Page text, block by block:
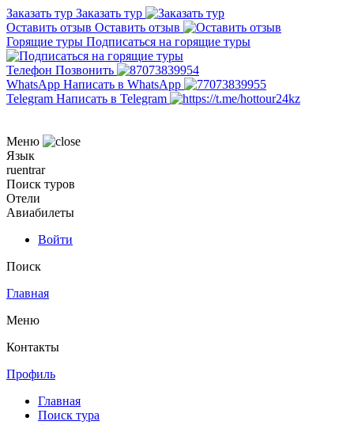
Заказать тур Заказать тур
Оставить отзыв Оставить отзыв
Горящие туры Подписаться на горящие туры
Телефон Позвонить
WhatsApp Написать в WhatsApp
Telegram Написать в Telegram
Меню
Язык
ruentrar
Поиск туров
Отели
Авиабилеты
Войти
Поиск
Главная
Меню
Контакты
Профиль
Главная
Поиск тура